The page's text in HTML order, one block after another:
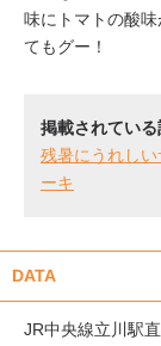
味にトマトの酸
てもグー！
掲載されている
残暑にうれし
ーキ
DATA
JR中央線立川駅直